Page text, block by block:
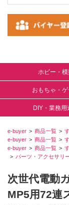
ホビー・模
おもちゃ・ゲ
DIY・業務用
e-buyer 商品一覧
e-buyer
商品一覧
e-buyer
商品一覧
パーツ・アクセサリ
次世代電動
MP5用72連